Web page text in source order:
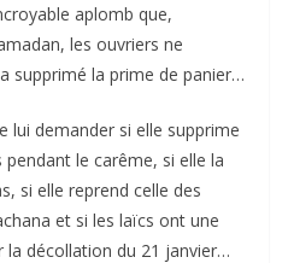
aplomb que,
les ouvriers ne
supprimé la prime de panier…
lui demander si elle supprime
le carême, si elle la
si elle reprend celle des
et si les laïcs ont une
décollation du 21 janvier…